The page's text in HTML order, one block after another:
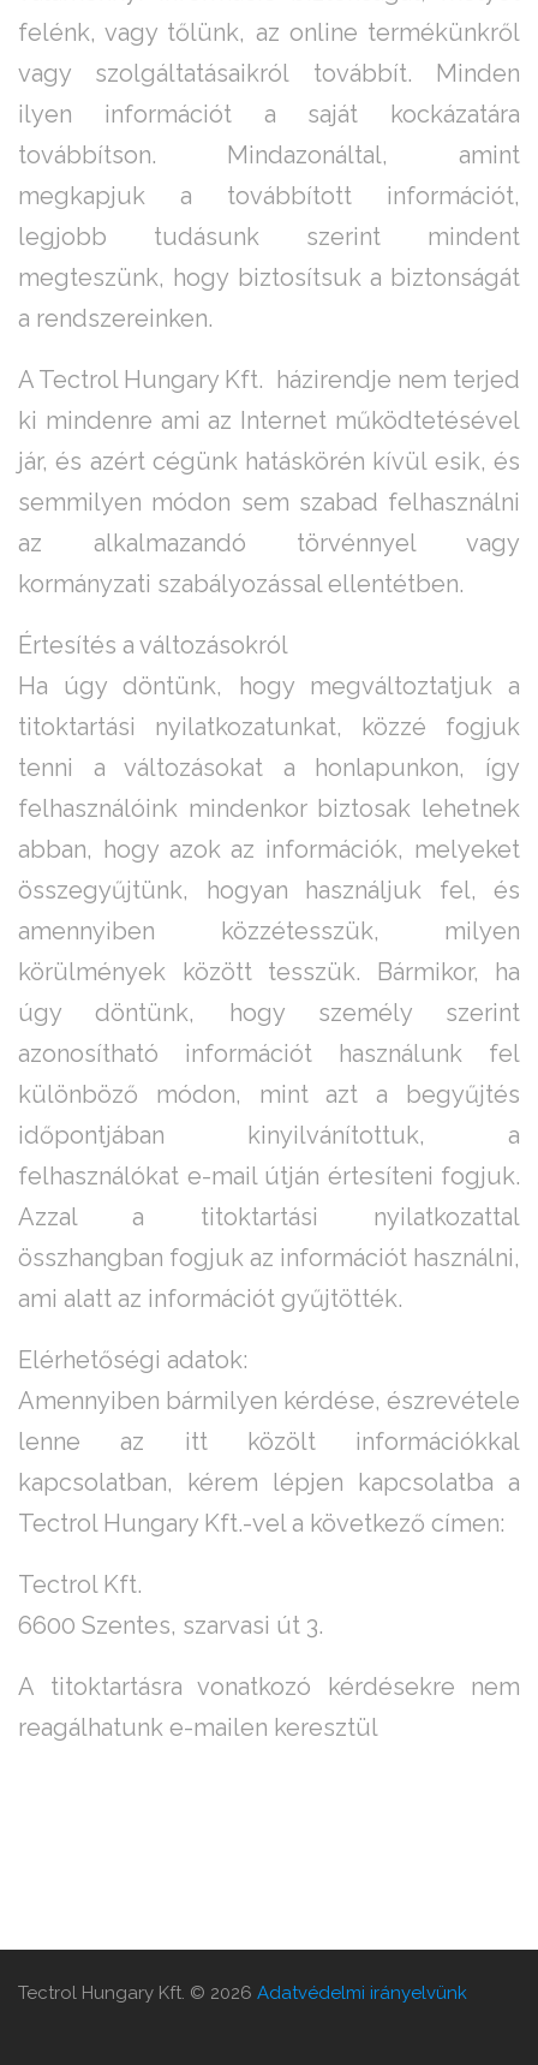
felénk, vagy tőlünk, az online termékünkről
vagy szolgáltatásaikról továbbít. Minden
ilyen információt a saját kockázatára
továbbítson. Mindazonáltal, amint
megkapjuk a továbbított információt,
legjobb tudásunk szerint mindent
megteszünk, hogy biztosítsuk a biztonságát
a rendszereinken.
A Tectrol Hungary Kft. házirendje nem terjed
ki mindenre ami az Internet működtetésével
jár, és azért cégünk hatáskörén kívül esik, és
semmilyen módon sem szabad felhasználni
az alkalmazandó törvénnyel vagy
kormányzati szabályozással ellentétben.
Értesítés a változásokról
Ha úgy döntünk, hogy megváltoztatjuk a
titoktartási nyilatkozatunkat, közzé fogjuk
tenni a változásokat a honlapunkon, így
felhasználóink mindenkor biztosak lehetnek
abban, hogy azok az információk, melyeket
összegyűjtünk, hogyan használjuk fel, és
amennyiben közzétesszük, milyen
körülmények között tesszük. Bármikor, ha
úgy döntünk, hogy személy szerint
azonosítható információt használunk fel
különböző módon, mint azt a begyűjtés
időpontjában kinyilvánítottuk, a
felhasználókat e-mail útján értesíteni fogjuk.
Azzal a titoktartási nyilatkozattal
összhangban fogjuk az információt használni,
ami alatt az információt gyűjtötték.
Elérhetőségi adatok:
Amennyiben bármilyen kérdése, észrevétele
lenne az itt közölt információkkal
kapcsolatban, kérem lépjen kapcsolatba a
Tectrol Hungary Kft.-vel a következő címen:
Tectrol Kft.
6600 Szentes, szarvasi út 3.
A titoktartásra vonatkozó kérdésekre nem
reagálhatunk e-mailen keresztül
Tectrol Hungary Kft. © 2026 Adatvédelmi irányelvünk